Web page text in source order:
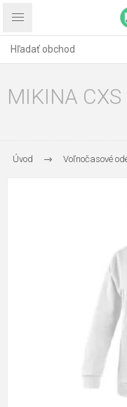
MIKINA CXS
Úvod Voľnočasové